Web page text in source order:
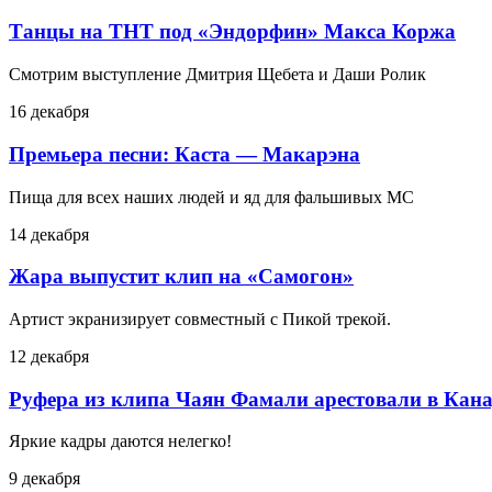
Танцы на ТНТ под «Эндорфин» Макса Коржа
Смотрим выступление Дмитрия Щебета и Даши Ролик
16 декабря
Премьера песни: Каста — Макарэна
Пища для всех наших людей и яд для фальшивых MC
14 декабря
Жара выпустит клип на «Самогон»
Артист экранизирует совместный с Пикой трекой.
12 декабря
Руфера из клипа Чаян Фамали арестовали в
Яркие кадры даются нелегко!
9 декабря